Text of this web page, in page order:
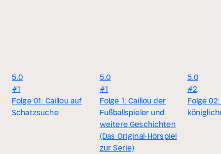
5.0
#1
Folge 01: Caillou auf
Schatzsuche
5.0
#1
Folge 1: Caillou der
Fußballspieler und
weitere Geschichten
(Das Original-Hörspiel
zur Serie)
5.0
#2
Folge